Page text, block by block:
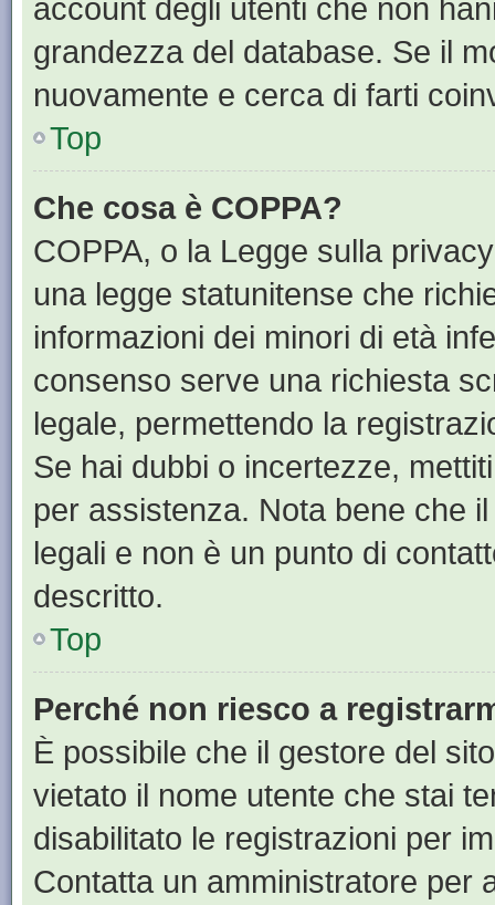
account degli utenti che non
grandezza del database. Se il
nuovamente e cerca di farti
Top
Che cosa è COPPA?
COPPA, o la Legge sulla
una legge statunitense che
informazioni dei minori di età
consenso serve una richiesta
legale, permettendo la
Se hai dubbi o incertezze,
per assistenza. Nota bene che
legali e non è un punto di
descritto.
Top
Perché non riesco a
È possibile che il gestore del
vietato il nome utente che stai
disabilitato le registrazioni per
Contatta un amministratore per